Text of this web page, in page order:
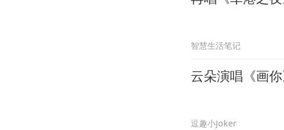
智慧生活笔记
云朵演唱《画
逗趣小Joker